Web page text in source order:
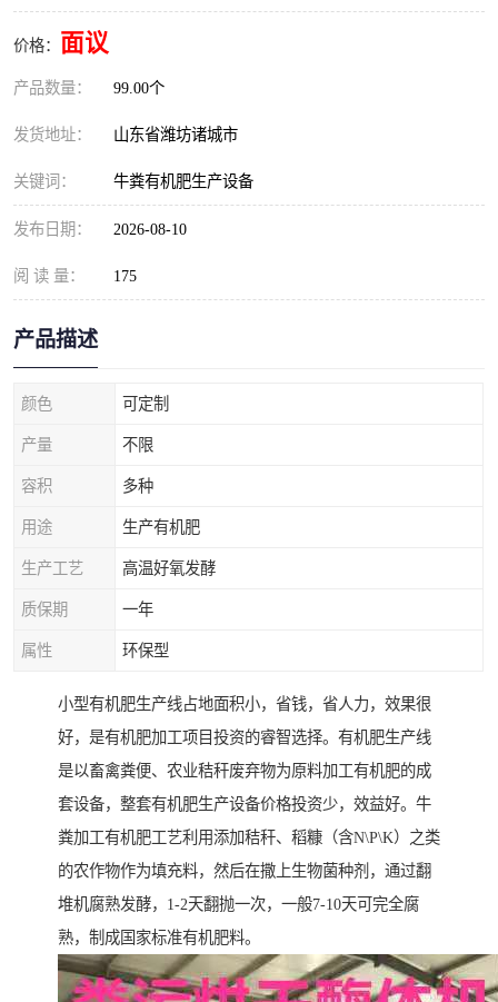
价格： 面议
产品数量： 99.00个
发货地址： 山东省潍坊诸城市
关键词： 牛粪有机肥生产设备
发布日期： 2026-08-10
阅 读 量： 175
产品描述
颜色 可定制
产量 不限
容积 多种
用途 生产有机肥
生产工艺 高温好氧发酵
质保期 一年
属性 环保型
小型有机肥生产线占地面积小，省钱，省人力，效果很
好，是有机肥加工项目投资的睿智选择。有机肥生产线
是以畜禽粪便、农业秸秆废弃物为原料加工有机肥的成
套设备，整套有机肥生产设备价格投资少，效益好。牛
粪加工有机肥工艺利用添加秸秆、稻糠（含N\P\K）之类
的农作物作为填充料，然后在撒上生物菌种剂，通过翻
堆机腐熟发酵，1-2天翻抛一次，一般7-10天可完全腐
熟，制成国家标准有机肥料。